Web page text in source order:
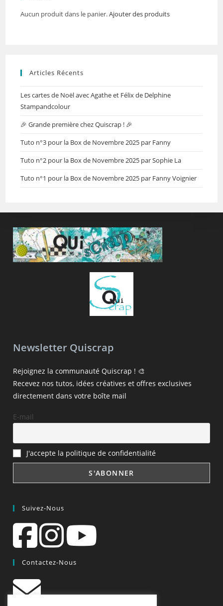
Aucun produit dans le panier.Ajouter des produits
Articles Récents
Les cartes de Noël avec Agathe et Félix de Delphine
Stampandcolour
🎉 Grande première chez Quiscrap ! 🎉
Tuto n°3 pour la Box de Novembre 2025 par Fanny
Tuto n°2 pour la Box de Novembre 2025 par Sophie La
Tuto n°1 pour la Box de Novembre 2025 par Fanny Voignier
Newsletter Quiscrap
Rejoignez la communauté Quiscrap ! 🎨
Recevez nos tutos, idées créatives et offres exclusives
directement dans votre boîte mail
E-mail
J'accepte la politique de confidentialité
Suivez-Nous
Contactez-Nous
contact@quiscrap.fr